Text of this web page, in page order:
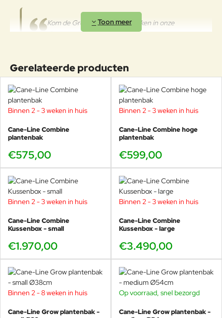
Kom de Grow plantenbak bekijken in onze
showroom, u bent van harte welkom.
Cane-line ontwerpteam
Bij Cane-line is comfort de kernwaarde voor goed design en wij
geloven in de optimale mix tussen esthetiek en functionaliteit.
Ons interne ontwerpteam werkt elke dag met dit in gedachten om
een ​​optimale collectie te creëren met unieke producten die
waarde toevoegen aan uw leven en uw leven comfortabeler
met onze externe ontwerpers.
Gerelateerde producten
Binnen 2 - 3 weken in huis
Cane-Line Combine
plantenbak
€575,00
Binnen 2 - 3 weken in huis
Cane-Line Combine hoge
plantenbak
€599,00
Binnen 2 - 3 weken in huis
Cane-Line Combine
Kussenbox - small
€1.970,00
Binnen 2 - 3 weken in huis
Cane-Line Combine
Kussenbox - large
€3.490,00
Binnen 2 - 8 weken in huis
Cane-Line Grow plantenbak -
Op voorraad, snel bezorgd
Cane-Line Grow plantenbak -